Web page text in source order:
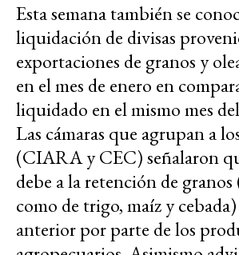
Esta semana también se
liquidación de divisas
exportaciones de granos y
en el mes de enero en
liquidado en el mismo mes
Las cámaras que agrupan a
(CIARA y CEC) señalaron
debe a la retención de
como de trigo, maíz y
anterior por parte de los